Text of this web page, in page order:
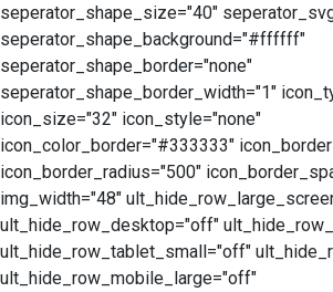
seperator_shape_size="40"
seperator_shape_background="#ffffff"
seperator_shape_border="none"
seperator_shape_border_width="1"
icon_size="32" icon_style="none"
icon_color_border="#333333"
icon_border_radius="500"
img_width="48"
ult_hide_row_desktop="off"
ult_hide_row_tablet_small="off"
ult_hide_row_mobile_large="off"